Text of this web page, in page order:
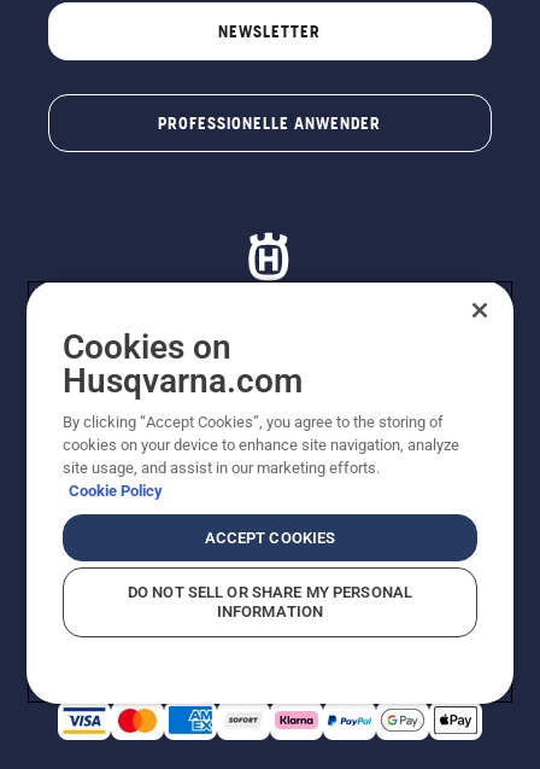
NEWSLETTER
PROFESSIONELLE ANWENDER
© Husqvarna® AB (publ). lle Rechte vorbehalten. Die
Preisangaben sind unverbindliche Preisempfehlungen
von Husqvarna Schweiz AG an den teilnehmenden
Fachhandel, es sei denn, sie sind für den direkten Kauf
im Webshop von Husqvarna verfügbar. Preise in CHF
inklusive 8,1% MWST und VRG. Irrtümer und
Änderungen in Form, Technik, Ausstattung und Preis
bleiben vorbehalten. Aus Angaben oder Abbildungen
können keine Ansprüche geltend gemacht werden.
Cookie-RichtlinieNutzungsbedingungen Datenschutzerklärung
Vermutete Verstöße melden
Cookies on
Husqvarna.com
By clicking “Accept Cookies”, you agree to the storing of
cookies on your device to enhance site navigation, analyze
site usage, and assist in our marketing efforts.
Cookie Policy
ACCEPT COOKIES
DO NOT SELL OR SHARE MY PERSONAL
INFORMATION